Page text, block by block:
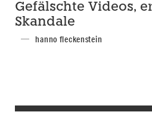
Gefälschte Videos,
Skandale
hanno fleckenstein